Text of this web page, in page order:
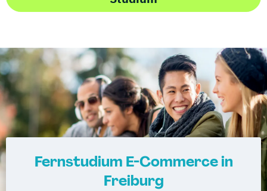
Fernstudium E-Commerce in
Freiburg